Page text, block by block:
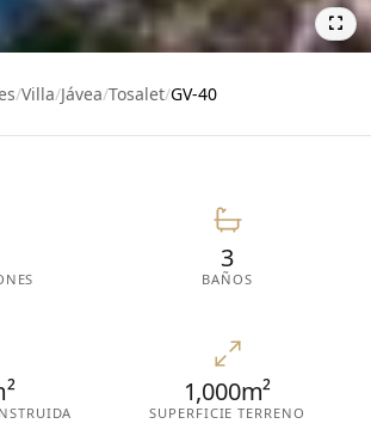
/Villa/Jávea/Tosalet/GV-40
3
BAÑOS
1,000m²
SUPERFICIE TERRENO